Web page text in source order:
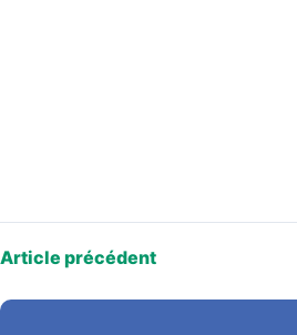
Article précédent